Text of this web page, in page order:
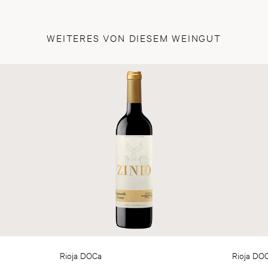
WEITERES VON DIESEM WEINGUT
Rioja DOCa Rioja